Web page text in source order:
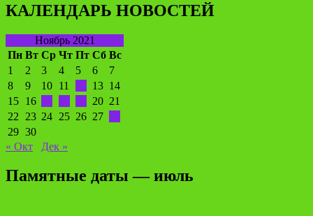
КАЛЕНДАРЬ НОВОСТЕЙ
Ноябрь 2021
Пн Вт Ср Чт Пт Сб Вс
1
2 3 4 5 6
7
8
9 10 11 13 14
15 16 20 21
22
23 24 25 26 27
29 30
« Окт
Дек »
Памятные даты — июль